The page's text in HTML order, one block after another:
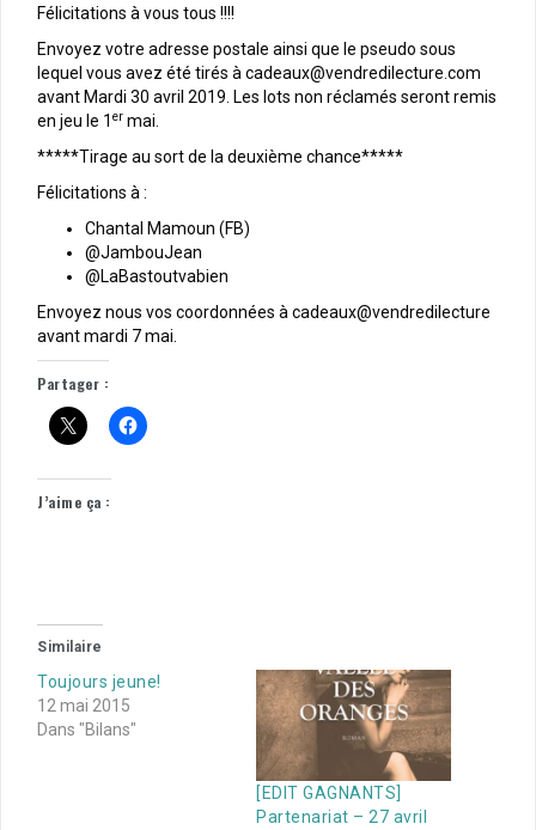
Félicitations à vous tous !!!!
Envoyez votre adresse postale ainsi que le pseudo sous
lequel vous avez été tirés à cadeaux@vendredilecture.com
avant Mardi 30 avril 2019. Les lots non réclamés seront remis
en jeu le 1 er mai.
*****Tirage au sort de la deuxième chance*****
Félicitations à :
Chantal Mamoun (FB)
@JambouJean
@LaBastoutvabien
Envoyez nous vos coordonnées à cadeaux@vendredilecture
avant mardi 7 mai.
Partager :
J’aime ça :
Similaire
Toujours jeune!
12 mai 2015
Dans "Bilans"
[EDIT GAGNANTS]
Partenariat – 27 avril